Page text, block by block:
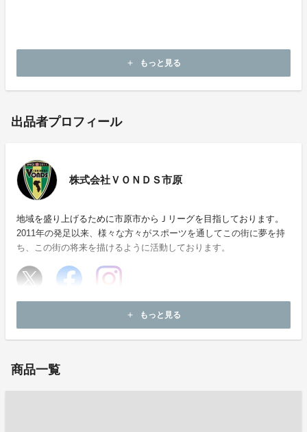
add もっと見る
出品者プロフィール
株式会社ＶＯＮＤＳ市原
地域を盛り上げるために市原市からＪリーグを目指しております。
2011年の発足以来、様々な方々がスポーツを通してこの街に夢を持
ち、この街の将来を描けるように活動しております。
add もっと見る
商品一覧